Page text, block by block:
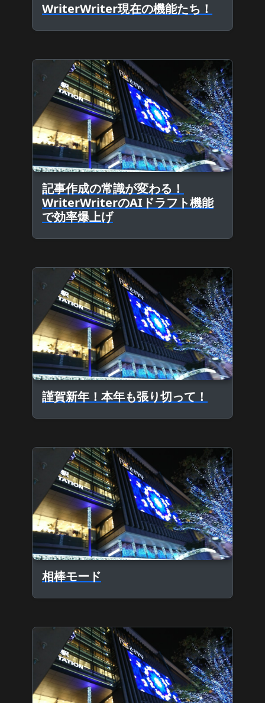
WriterWriter現在の機能たち！
記事作成の常識が変わる！
WriterWriterのAIドラフト機能
で効率爆上げ
謹賀新年！本年も張り切って！
相棒モード